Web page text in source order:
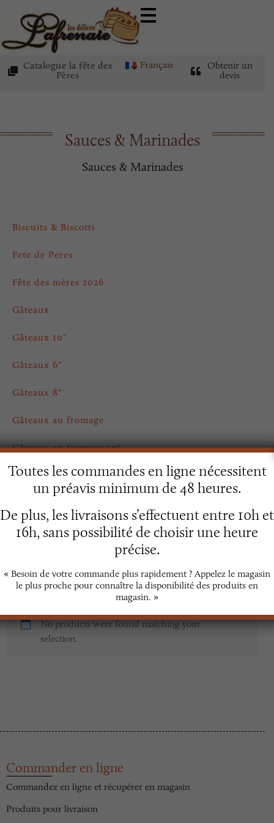
Catalogue la fête des
Pères
Français
Obtenir un
devis
Sauces & Marinades
Sauces & Marinades
Biscuits & Biscotti
Fete de Peres
Fête des mères 2026
Gâteaux
Gâteaux 10"
Gâteaux 6"
Gâteaux 8"
Gâteaux au fromage
Gâteaux au fromage 10"
Gâteaux des fêtes
Pâtisseries
Viennoiseries
No products were found matching your
selection.
Commander en ligne
Commandez en ligne et récupérer en magasin
Produits pour livraison
Toutes les commandes en ligne nécessitent
un préavis minimum de 48 heures.
De plus, les livraisons s’effectuent entre 10h et
16h, sans possibilité de choisir une heure
précise.
« Besoin de votre commande plus rapidement ? Appelez le magasin
le plus proche pour connaître la disponibilité des produits en
magasin. »